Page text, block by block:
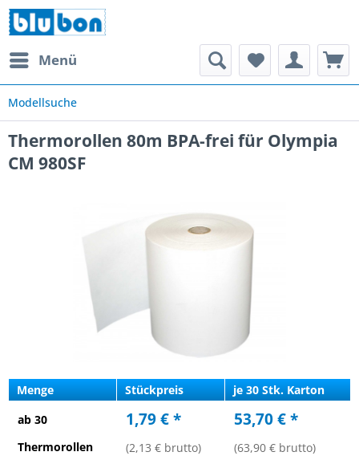
Menü
Modellsuche
Thermorollen 80m BPA-frei für Olympia
CM 980SF
Menge Stückpreis
je 30 Stk. Karton
ab 30
Thermorollen
1,79 € *
(2,13 € brutto)
53,70 € *
(63,90 € brutto)